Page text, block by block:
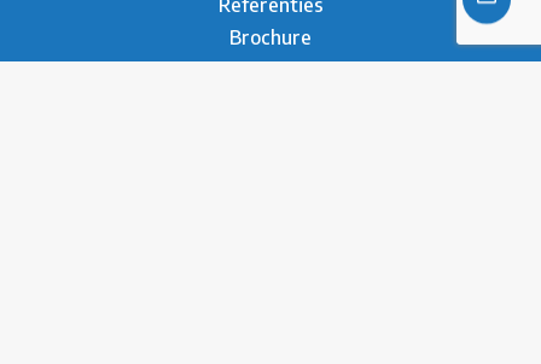
Brochure
Contact